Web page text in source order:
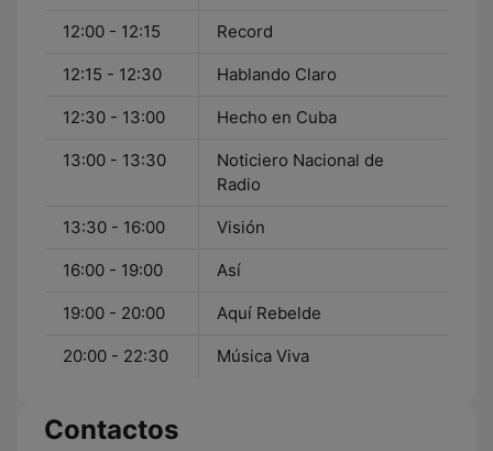
12:00 - 12:15 Record
12:15 - 12:30 Hablando Claro
12:30 - 13:00 Hecho en Cuba
13:00 - 13:30
Noticiero Nacional de
Radio
13:30 - 16:00 Visión
16:00 - 19:00 Así
19:00 - 20:00 Aquí Rebelde
20:00 - 22:30 Música Viva
Contactos